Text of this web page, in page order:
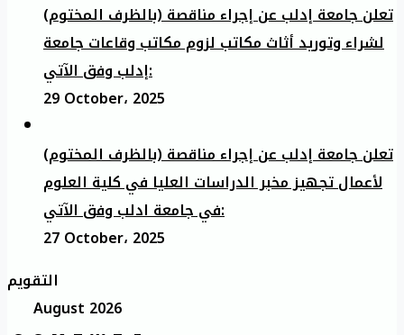
تعلن جامعة إدلب عن إجراء مناقصة (بالظرف المختوم)
لشراء وتوريد أثاث مكاتب لزوم مكاتب وقاعات جامعة
إدلب وفق الآتي:
29 October، 2025
تعلن جامعة إدلب عن إجراء مناقصة (بالظرف المختوم)
لأعمال تجهيز مخبر الدراسات العليا في كلية العلوم
في جامعة ادلب وفق الآتي:
27 October، 2025
التقويم
August 2026